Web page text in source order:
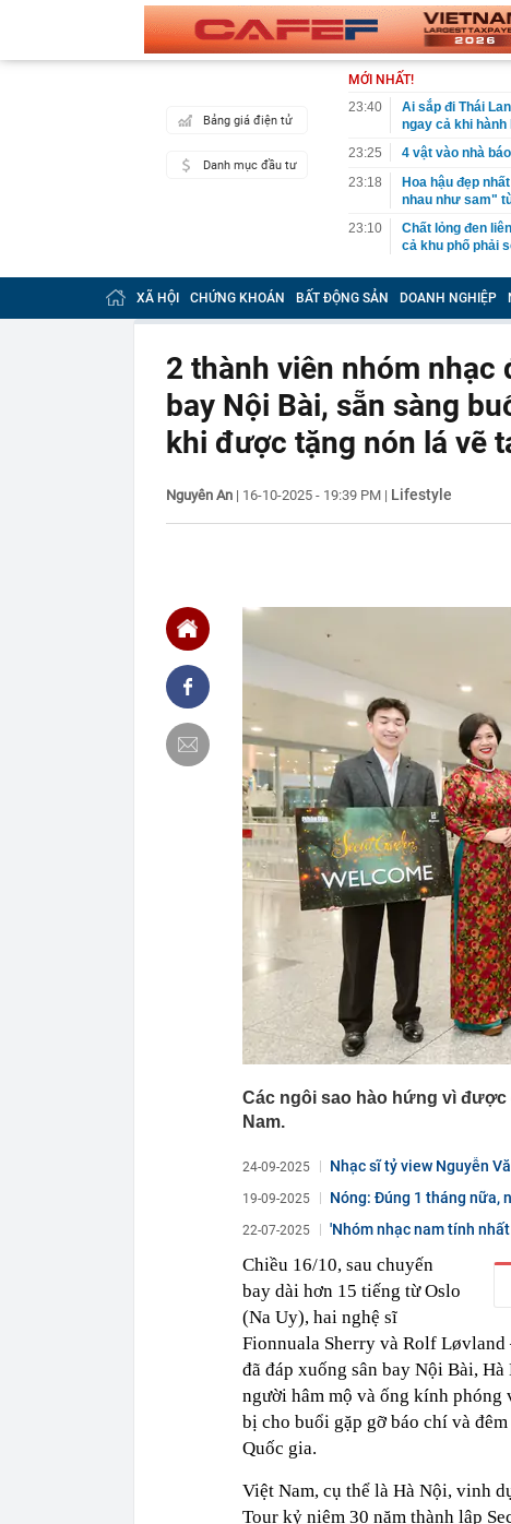
Bảng giá điện tử
Danh mục đầu tư
MỚI NHẤT!
23:40
Ai sắp đi Thái
ngay cả khi
23:25
4 vật vào nhà
23:18
Hoa hậu đẹp
nhau như sam"
23:10
Chất lỏng đen
cả khu phố phải
23:01
Nam diễn viên
vừa mở quán
22:59
Bật điều hòa
22:53
Quang Hùng
22:48
Danh tính tên
Cảnh báo các
dùng
nhà đài đút túi 3
Cưỡng chế 6
ông khiến cả
Giá vàng mới
22:15
Vợ chồng chủ
mất trắng 15
22:15
Mỹ nhân người
chàng trai kém
22:10
Chữ “NAPAS”
22:08
Người phụ nữ
chuyển trả lại,
ngân hàng”
22:01
NSƯT Hoài Linh
XÃ HỘI CHỨNG KHOÁN BẤT ĐỘNG SẢN DOANH NGHIỆP
2 thành viên nhóm
bay Nội Bài, sẵn sàng
khi được tặng nón lá vẽ
Nguyên An | 16-10-2025 - 19:39 PM | Lifestyle
Các ngôi sao hào hứng vì
Nam.
24-09-2025
Nhạc sĩ tỷ view Nguyễn
19-09-2025 Nóng: Đúng 1 tháng nữa,
22-07-2025 'Nhóm nhạc nam tính
Chiều 16/10, sau chuyến
bay dài hơn 15 tiếng từ Oslo
(Na Uy), hai nghệ sĩ
Fionnuala Sherry và Rolf Løvland
đã đáp xuống sân bay Nội Bài,
người hâm mộ và ống kính
bị cho buổi gặp gỡ báo chí và
Quốc gia.
Việt Nam, cụ thể là Hà Nội, vinh
Tour kỷ niệm 30 năm thành lập